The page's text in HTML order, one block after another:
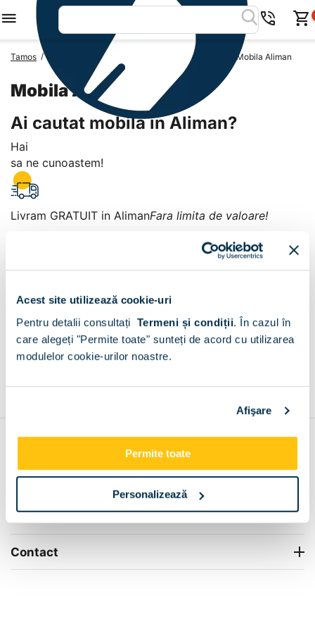
Acest site utilizează cookie-uri
Pentru detalii consultați Termeni și condiții. În cazul în
care alegeți "Permite toate" sunteți de acord cu utilizarea
modulelor cookie-urilor noastre.
Afişare
Permite toate
Personalizează
Tamos / Mobila Romania Mobila Judetul Constanta Mobila Aliman
Mobila Aliman
Ai cautat mobila in Aliman?
Hai
sa ne cunoastem!
Livram GRATUIT in AlimanFara limita de valoare!
Aliman
+
Info Center
Livrare
Contact